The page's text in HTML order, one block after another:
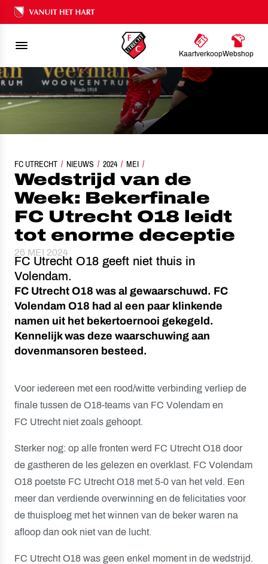
Ons nalatenschap
KaartverkoopWebshop
FC UTRECHT NIEUWS 2024 MEI
VAN DE WEEK: BEKERFINALE FC UTRECHT O18 LEIDT TOT EEN
Wedstrijd van de
Week: Bekerfinale
FC Utrecht O18 leidt
tot enorme deceptie
26 MEI 2024
FC Utrecht O18 geeft niet thuis in
Volendam.
FC Utrecht O18 was al gewaarschuwd. FC
Volendam O18 had al een paar klinkende
namen uit het bekertoernooi gekegeld.
Kennelijk was deze waarschuwing aan
dovenmansoren besteed.
Voor iedereen met een rood/witte verbinding verliep de
finale tussen de O18-teams van FC Volendam en
FC Utrecht niet zoals gehoopt.
Sterker nog: op alle fronten werd FC Utrecht O18 door
de gastheren de les gelezen en overklast. FC Volendam
O18 poetste FC Utrecht O18 met 5-0 van het veld. Een
meer dan verdiende overwinning en de felicitaties voor
de thuisploeg met het winnen van de beker waren na
afloop dan ook niet van de lucht.
FC Utrecht O18 was geen enkel moment in de wedstrijd.